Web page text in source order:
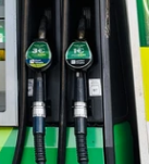
aos preços
e dos